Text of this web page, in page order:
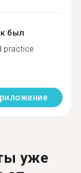
был
practice
уже